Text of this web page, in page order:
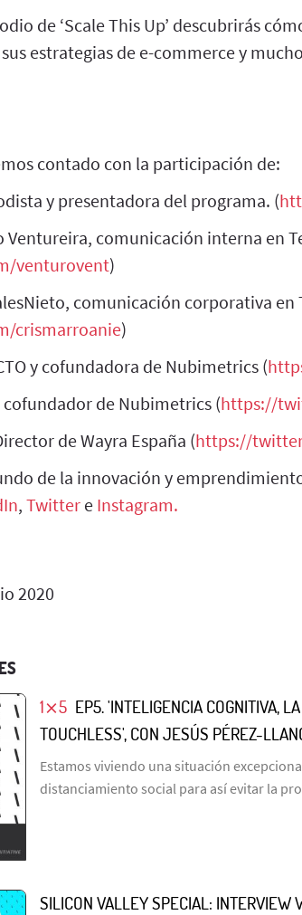
de ‘Scale This Up’ descubrirás
estrategias de e-commerce y
contado con la participación de:
y presentadora del programa. (
Ventureira, comunicación interna en
venturovent)
comunicación corporativa en
crismarroanie)
y cofundadora de Nubimetrics (
cofundador de Nubimetrics (https://
de Wayra España (https://
de la innovación y
, Twitter e Instagram.
2020
1⨯5 EP5. 'INTELIGENCIA COGNITIVA,
TOUCHLESS', CON JESÚS PÉREZ-
Estamos viviendo una situación
distanciamiento social para así evitar la
SILICON VALLEY SPECIAL: INTERVIEW